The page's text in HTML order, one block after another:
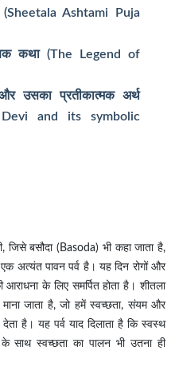
(Sheetala Ashtami Puja
कथा (The Legend of
उसका प्रतीकात्मक अर्थ
and its symbolic
जिसे बसौदा (Basoda) भी कहा जाता है,
अत्यंत पावन पर्व है। यह दिन रोगों और
आराधना के लिए समर्पित होता है। शीतला
जाता है, जो हमें स्वच्छता, संयम और
है। यह पर्व याद दिलाता है कि स्वस्थ
साथ स्वच्छता का पालन भी उतना ही